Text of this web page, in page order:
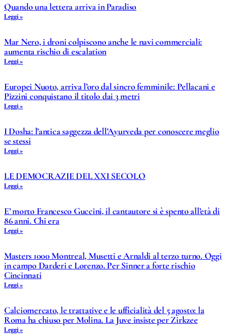
Quando una lettera arriva in Paradiso
Leggi »
Mar Nero, i droni colpiscono anche le navi commerciali:
aumenta rischio di escalation
Leggi »
Europei Nuoto, arriva l’oro dal sincro femminile: Pellacani e
Pizzini conquistano il titolo dai 3 metri
Leggi »
I Dosha: l’antica saggezza dell’Ayurveda per conoscere meglio
se stessi
Leggi »
LE DEMOCRAZIE DEL XXI SECOLO
Leggi »
E’ morto Francesco Guccini, il cantautore si è spento all’età di
86 anni. Chi era
Leggi »
Masters 1000 Montreal, Musetti e Arnaldi al terzo turno. Oggi
in campo Darderi e Lorenzo. Per Sinner a forte rischio
Cincinnati
Leggi »
Calciomercato, le trattative e le ufficialità del 5 agosto: la
Roma ha chiuso per Molina. La Juve insiste per Zirkzee
Leggi »